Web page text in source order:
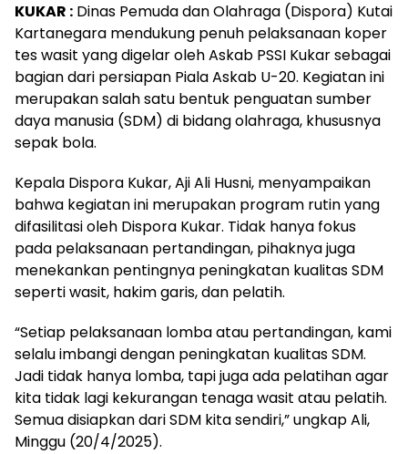
KUKAR : Dinas Pemuda dan Olahraga (Dispora) Kutai
Kartanegara mendukung penuh pelaksanaan koper
tes wasit yang digelar oleh Askab PSSI Kukar sebagai
bagian dari persiapan Piala Askab U-20. Kegiatan ini
merupakan salah satu bentuk penguatan sumber
daya manusia (SDM) di bidang olahraga, khususnya
sepak bola.
Kepala Dispora Kukar, Aji Ali Husni, menyampaikan
bahwa kegiatan ini merupakan program rutin yang
difasilitasi oleh Dispora Kukar. Tidak hanya fokus
pada pelaksanaan pertandingan, pihaknya juga
menekankan pentingnya peningkatan kualitas SDM
seperti wasit, hakim garis, dan pelatih.
“Setiap pelaksanaan lomba atau pertandingan, kami
selalu imbangi dengan peningkatan kualitas SDM.
Jadi tidak hanya lomba, tapi juga ada pelatihan agar
kita tidak lagi kekurangan tenaga wasit atau pelatih.
Semua disiapkan dari SDM kita sendiri,” ungkap Ali,
Minggu (20/4/2025).